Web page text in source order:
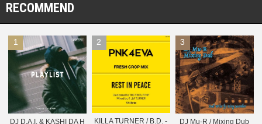
RECOMMEND
1
DJ D.A.I. & KASHI DA H
2
KILLA TURNER / B.D. -
3
DJ Mu-R / Mixing Dub